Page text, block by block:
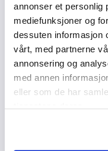
annonser et personlig
mediefunksjoner og
dessuten informasjon
vårt, med partnerne
annonsering og
med annen
eller som de har